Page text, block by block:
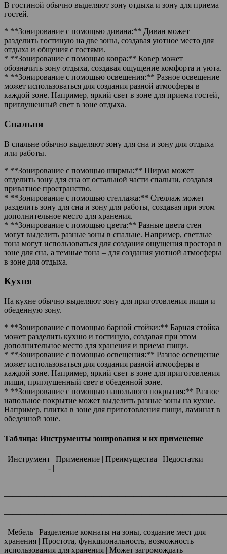
В гостиной обычно выделяют зону отдыха и зону для приема
гостей.
* **Зонирование с помощью дивана:** Диван может
разделить гостиную на две зоны, создавая уютное место для
отдыха и общения с гостями.
* **Зонирование с помощью ковра:** Ковер может
обозначить зону отдыха, создавая ощущение комфорта и уюта.
* **Зонирование с помощью освещения:** Разное освещение
может использоваться для создания разной атмосферы в
каждой зоне. Например, яркий свет в зоне для приема гостей,
приглушенный свет в зоне отдыха.
Спальня
В спальне обычно выделяют зону для сна и зону для отдыха
или работы.
* **Зонирование с помощью ширмы:** Ширма может
отделить зону для сна от остальной части спальни, создавая
приватное пространство.
* **Зонирование с помощью стеллажа:** Стеллаж может
разделить зону для сна и зону для работы, создавая при этом
дополнительное место для хранения.
* **Зонирование с помощью цвета:** Разные цвета стен
могут выделить разные зоны в спальне. Например, светлые
тона могут использоваться для создания ощущения простора в
зоне для сна, а темные тона – для создания уютной атмосферы
в зоне для отдыха.
Кухня
На кухне обычно выделяют зону для приготовления пищи и
обеденную зону.
* **Зонирование с помощью барной стойки:** Барная стойка
может разделить кухню и гостиную, создавая при этом
дополнительное место для хранения и приема пищи.
* **Зонирование с помощью освещения:** Разное освещение
может использоваться для создания разной атмосферы в
каждой зоне. Например, яркий свет в зоне для приготовления
пищи, приглушенный свет в обеденной зоне.
* **Зонирование с помощью напольного покрытия:** Разное
напольное покрытие может выделить разные зоны на кухне.
Например, плитка в зоне для приготовления пищи, ламинат в
обеденной зоне.
Таблица: Инструменты зонирования и их применение
| Инструмент | Применение | Преимущества | Недостатки |
| —————- |
|
|
|
| Мебель | Разделение комнаты на зоны, создание мест для
хранения | Простота, функциональность, возможность
использования для хранения | Может загромождать